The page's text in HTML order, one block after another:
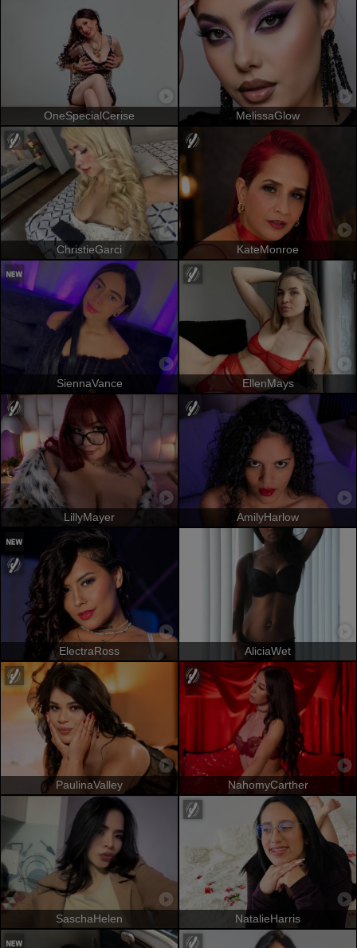
OneSpecialCerise MelissaGlow
ChristieGarci KateMonroe
SiennaVance EllenMays
LillyMayer AmilyHarlow
ElectraRoss AliciaWet
PaulinaValley NahomyCarther
SaschaHelen NatalieHarris